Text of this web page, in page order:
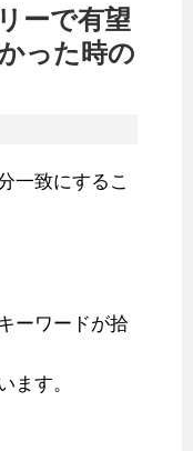
ーで有望
った時の
一致にするこ
ーワードが拾
ます。